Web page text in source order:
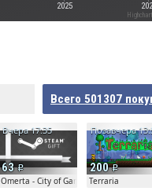
2025
Всего 501307
63
Вчера 17:35
Omerta - City of Gangsters
200
Позавчера
Terraria